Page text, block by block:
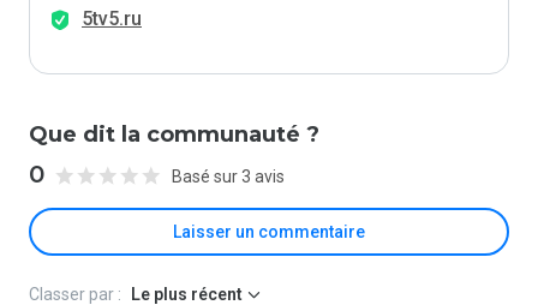
5tv5.ru
Que dit la communauté ?
0 Basé sur 3 avis
Laisser un commentaire
Classer par : Le plus récent